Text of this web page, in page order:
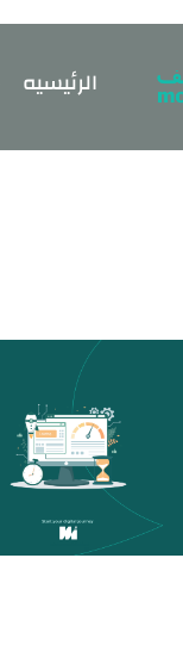
الرئيسيه